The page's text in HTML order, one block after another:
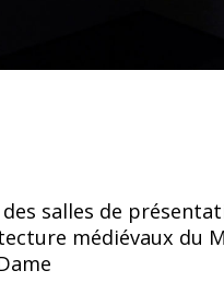
salles de
médiévaux du